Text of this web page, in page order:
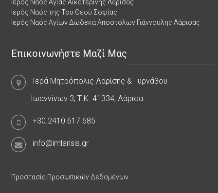
Ιερός Ναός Αγίας Αικατερίνης Λάρισας
Ιερός Ναός της Του Θεού Σοφίας
Ιερός Ναός Αγίων Δώδεκα Αποστόλων Γιάννουλης Λάρισας
Επικοινωνήστε Μαζί Μας
Ιερά Μητρόπολις Λαρίσης & Τυρνάβου
Ιωαννίνων 3, Τ.Κ. 41334, Λάρισα
+30.2410.617.685
info@imlarisis.gr
Προστασία Προσωπικών Δεδομένων